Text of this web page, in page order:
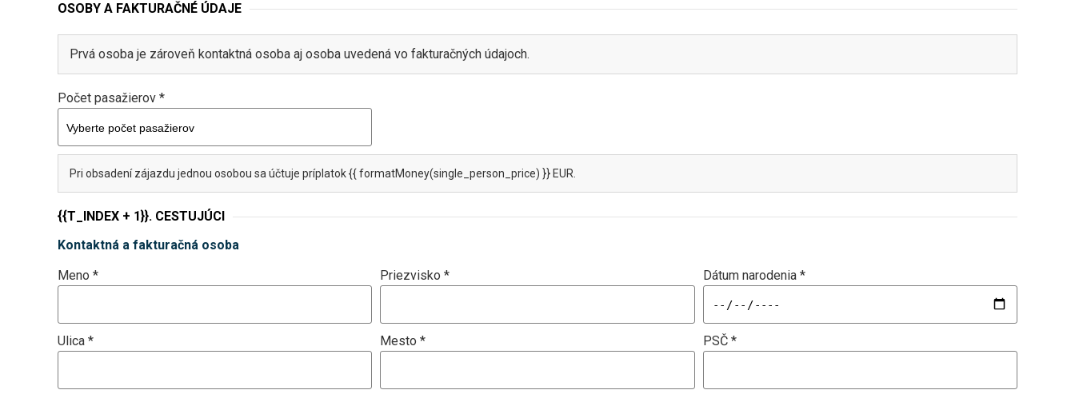
OSOBY A FAKTURAČNÉ ÚDAJE
Prvá osoba je zároveň kontaktná osoba aj osoba uvedená vo fakturačných údajoch.
Počet pasažierov *
Pri obsadení zájazdu jednou osobou sa účtuje príplatok {{ formatMoney(single_person_price) }} EUR.
{{T_INDEX + 1}}. CESTUJÚCI
Kontaktná a fakturačná osoba
Meno *
Priezvisko * Dátum narodenia *
Ulica * Mesto * PSČ *